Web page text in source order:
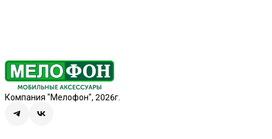
Компания "Мелофон", 2026г.